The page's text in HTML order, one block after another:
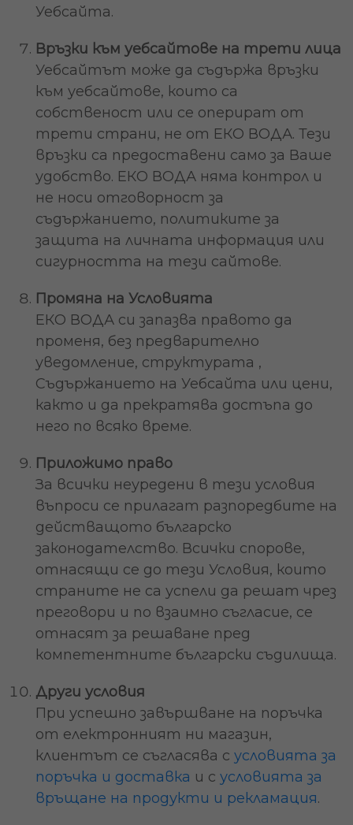
Уебсайта.
Връзки към уебсайтове на трети лица
Уебсайтът може да съдържа връзки
към уебсайтове, които са
собственост или се оперират от
трети страни, не от ЕКО ВОДА. Тези
връзки са предоставени само за Ваше
удобство. ЕКО ВОДА няма контрол и
не носи отговорност за
съдържанието, политиките за
защита на личната информация или
сигурността на тeзи сайтове.
Промяна на Условията
ЕКО ВОДА си запазва правото да
променя, без предварително
уведомление, структурата ,
Съдържанието на Уебсайта или цени,
както и да прекратява достъпа до
него по всяко време.
Приложимо право
За всички неуредени в тези условия
въпроси се прилагат разпоредбите на
действащото българско
законодателство. Всички спорове,
отнасящи се до тези Условия, които
страните не са успели да решат чрез
преговори и по взаимно съгласие, се
отнасят за решаване пред
компетентните български съдилища.
Други условия
При успешно завършване на поръчка
от електронният ни магазин,
клиентът се съгласява с условията за
поръчка и доставка и с условията за
връщане на продукти и рекламация.